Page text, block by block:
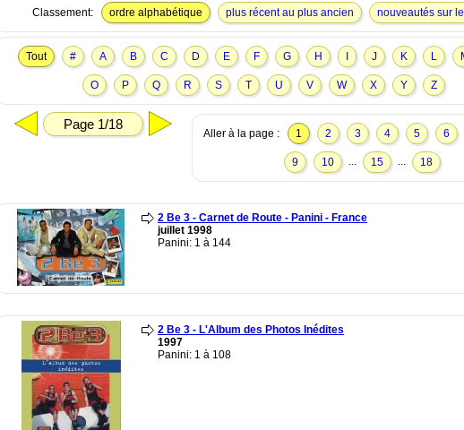
Classement: ordre alphabétique plus récent au plus ancien nouveautés sur
Tout # A B C D E F G H J K L
O P Q R S T U V W X Y Z
Page 1/18
Aller à la page : 1 2 3 4 5 6
9 10 ... 15 ... 18
2 Be 3 - Carnet de Route - Panini - France
juillet 1998
Panini: 1 à 144
2 Be 3 - L'Album des Photos Inédites
1997
Panini: 1 à 108